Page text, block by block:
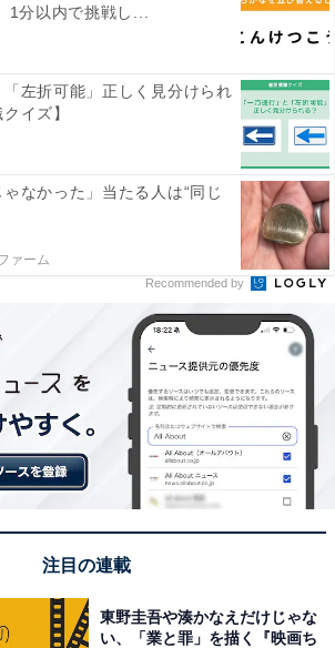
1分以内で挑戦し...
「左折可能」正しく見分けられ
イズ】
ゃなかった」当たる人は“同じ
ァーム
Recommended by
注目の連載
東野圭吾や湊かなえだけじゃな
い、「業と罪」を描く『映画ち